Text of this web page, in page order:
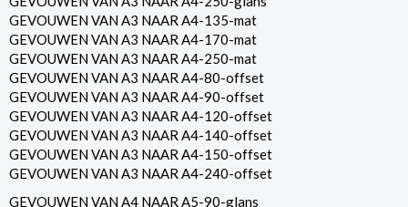
GEVOUWEN VAN A3 NAAR A4-135-mat
GEVOUWEN VAN A3 NAAR A4-170-mat
GEVOUWEN VAN A3 NAAR A4-250-mat
GEVOUWEN VAN A3 NAAR A4-80-offset
GEVOUWEN VAN A3 NAAR A4-90-offset
GEVOUWEN VAN A3 NAAR A4-120-offset
GEVOUWEN VAN A3 NAAR A4-140-offset
GEVOUWEN VAN A3 NAAR A4-150-offset
GEVOUWEN VAN A3 NAAR A4-240-offset
GEVOUWEN VAN A4 NAAR A5-90-glans